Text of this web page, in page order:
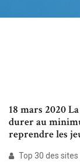
18 mars 2020
durer au
reprendre les
Top 30 des